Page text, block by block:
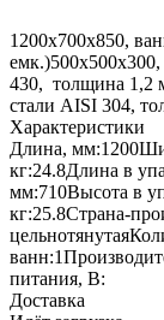
1200х700х850,
430, толщина 1,2
стали AISI 304,
Характеристики
Длина, мм:1200
кг:24.8Длина в
мм:710Высота в
кг:25.8Страна-
цельнотянутая
ванн:1
питания, В:
Доставка